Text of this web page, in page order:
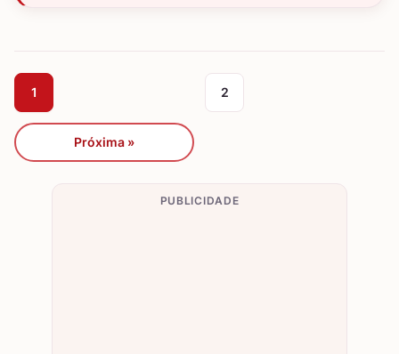
1 2
Próxima »
PUBLICIDADE